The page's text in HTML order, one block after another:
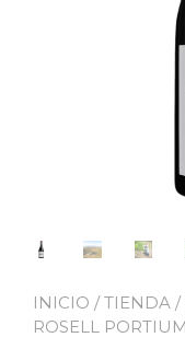
INICIO /TIENDA /
ROSELL